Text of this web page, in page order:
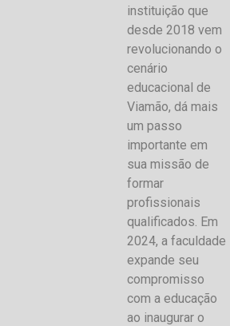
instituição que
desde 2018 vem
revolucionando o
cenário
educacional de
Viamão, dá mais
um passo
importante em
sua missão de
formar
profissionais
qualificados. Em
2024, a faculdade
expande seu
compromisso
com a educação
ao inaugurar o